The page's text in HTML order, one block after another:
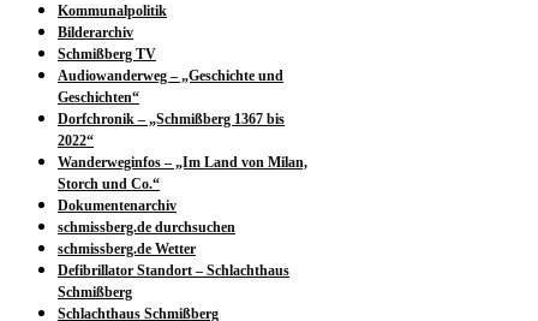
Kommunalpolitik
Bilderarchiv
Schmißberg TV
Audiowanderweg – „Geschichte und
Geschichten“
Dorfchronik – „Schmißberg 1367 bis
2022“
Wanderweginfos – „Im Land von Milan,
Storch und Co.“
Dokumentenarchiv
schmissberg.de durchsuchen
schmissberg.de Wetter
Defibrillator Standort – Schlachthaus
Schmißberg
Schlachthaus Schmißberg